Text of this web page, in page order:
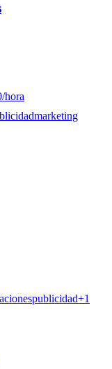
/hora
marketing
publicidad+1